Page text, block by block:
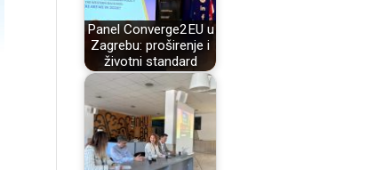
Panel Converge2EU u
Zagrebu: proširenje i
životni standard